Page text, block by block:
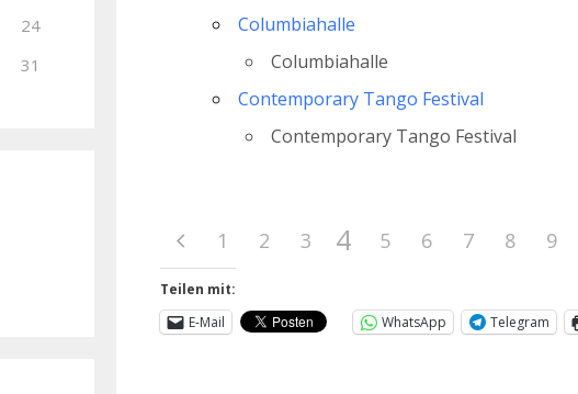
Columbiahalle
Columbiahalle
Contemporary Tango Festival
Contemporary Tango Festival
1 2 3 4 5 6 7 8 9
Teilen mit:
E-Mail
WhatsApp Telegram
24
31